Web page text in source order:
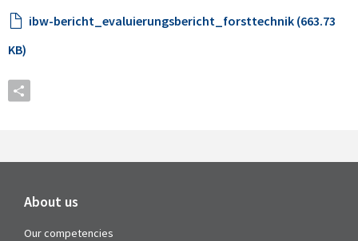
ibw-bericht_evaluierungsbericht_forsttechnik (663.73
KB)
About us
Our competencies